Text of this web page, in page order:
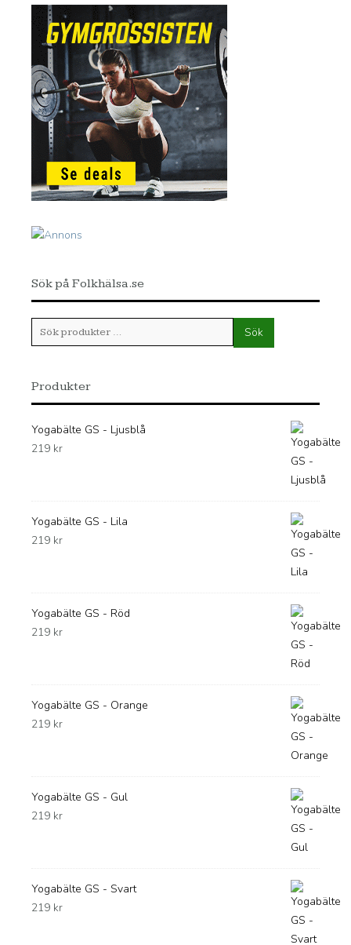
Sök på Folkhälsa.se
Sök
efter:
Sök
Produkter
Yogabälte GS - Ljusblå
219 kr
Yogabälte GS - Lila
219 kr
Yogabälte GS - Röd
219 kr
Yogabälte GS - Orange
219 kr
Yogabälte GS - Gul
219 kr
Yogabälte GS - Svart
219 kr